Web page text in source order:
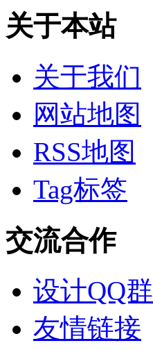
关于本站
关于我们
网站地图
RSS地图
Tag标签
交流合作
设计QQ群
友情链接